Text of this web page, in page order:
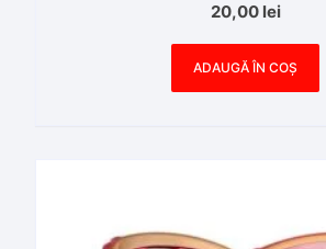
20,00 lei
ADAUGĂ ÎN COȘ